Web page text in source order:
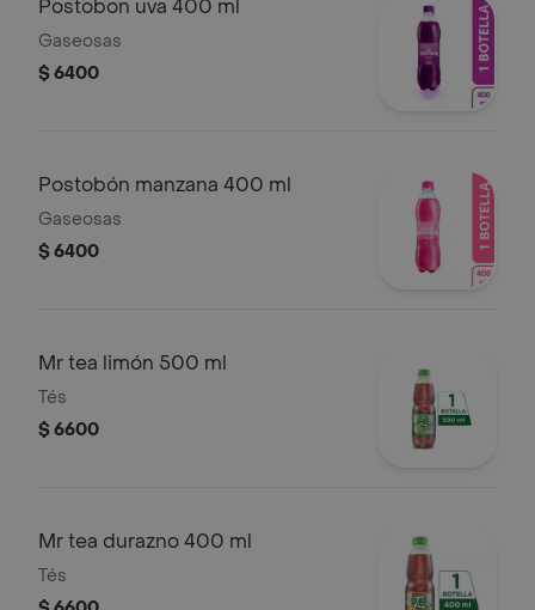
Postobon uva 400 ml
Gaseosas
$ 6400
Postobón manzana 400 ml
Gaseosas
$ 6400
Mr tea limón 500 ml
Tés
$ 6600
Mr tea durazno 400 ml
Tés